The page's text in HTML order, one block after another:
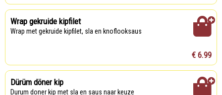
Wrap gekruide kipfilet
Wrap met gekruide kipfilet, sla en knoflooksaus
€ 6.99
Dürüm döner kip
Durum doner kip met sla en saus naar keuze